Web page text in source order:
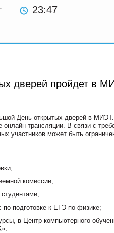
23:47
дверей пройдет в
День открытых дверей в
трансляции. В связи с
участников может быть
комиссии;
по подготовке к ЕГЭ по физике;
в Центр компьютерного